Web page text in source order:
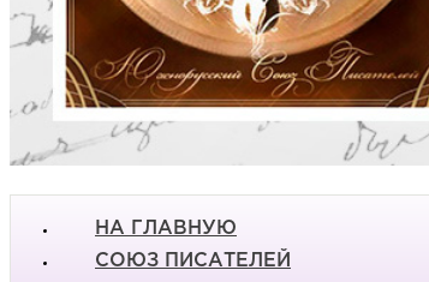
НА ГЛАВНУЮ
СОЮЗ ПИСАТЕЛЕЙ